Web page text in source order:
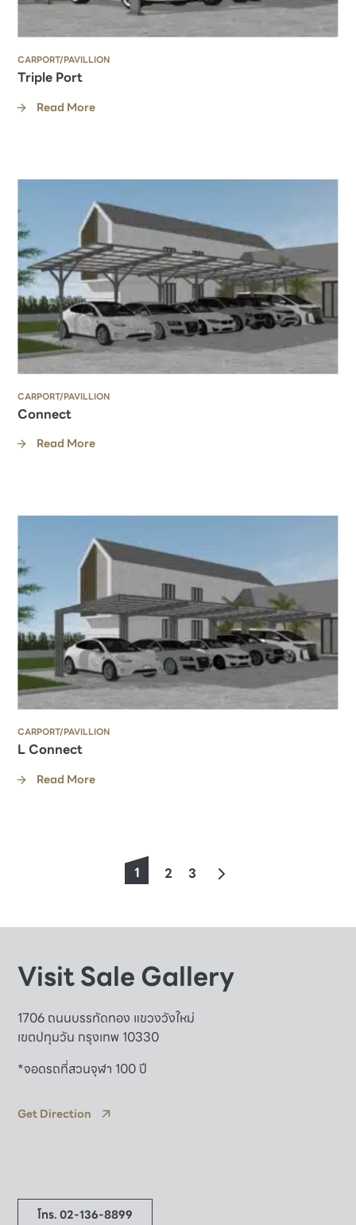
CARPORT/PAVILLION
Triple Port
Read More
CARPORT/PAVILLION
Connect
Read More
CARPORT/PAVILLION
L Connect
Read More
1 2 3
Visit Sale Gallery
1706 ถนนบรรทัดทอง แขวงวังใหม่
เขตปทุมวัน กรุงเทพ 10330
*จอดรถที่สวนจุฬา 100 ปี
Get Direction
โทร. 02-136-8899